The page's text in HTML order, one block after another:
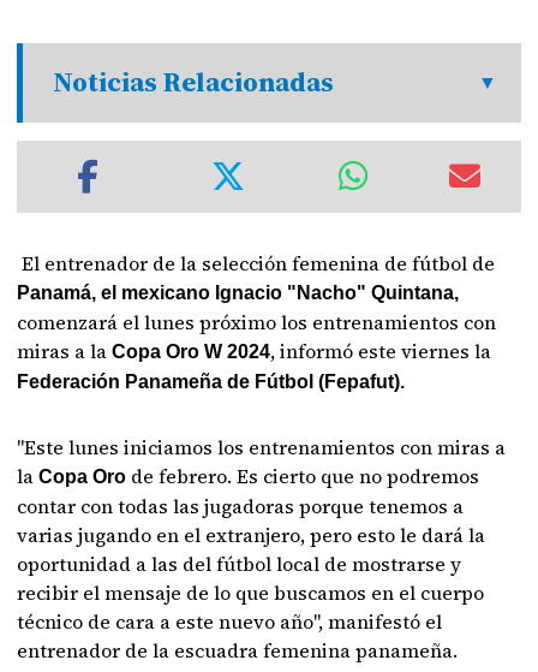
Noticias Relacionadas
El entrenador de la selección femenina de fútbol de
Panamá, el mexicano Ignacio "Nacho" Quintana,
comenzará el lunes próximo los entrenamientos con
miras a la Copa Oro W 2024, informó este viernes la
Federación Panameña de Fútbol (Fepafut).
"Este lunes iniciamos los entrenamientos con miras a
laCopa Oro de febrero. Es cierto que no podremos
contar con todas las jugadoras porque tenemos a
varias jugando en el extranjero, pero esto le dará la
oportunidad a las del fútbol local de mostrarse y
recibir el mensaje de lo que buscamos en el cuerpo
técnico de cara a este nuevo año", manifestó el
entrenador de la escuadra femenina panameña.